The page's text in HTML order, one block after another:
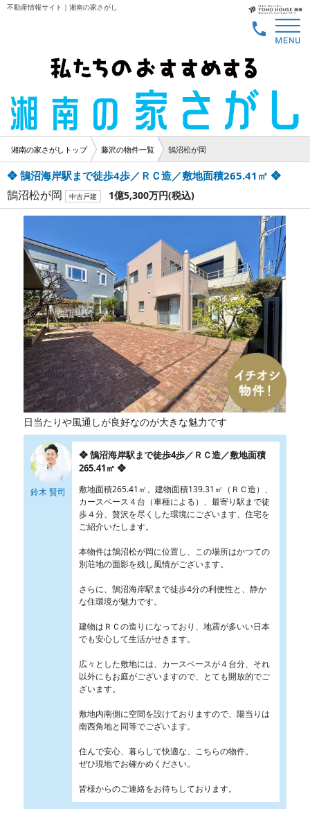
不動産情報サイト｜湘南の家さがし
湘南の家さがしトップ 藤沢の物件一覧 鵠沼松が岡
❖ 鵠沼海岸駅まで徒歩4歩／ＲＣ造／敷地面積265.41㎡ ❖
鵠沼松が岡 中古戸建 1億5,300万円(税込)
日当たりや風通しが良好なのが大きな魅力です
鈴木 賢司
❖ 鵠沼海岸駅まで徒歩4歩／ＲＣ造／敷地面積
265.41㎡ ❖
敷地面積265.41㎡、建物面積139.31㎡（ＲＣ造）、
カースペース４台（車種による）、最寄り駅まで徒
歩４分、贅沢を尽くした環境にございます、住宅を
ご紹介いたします。
本物件は鵠沼松が岡に位置し、この場所はかつての
別荘地の面影を残し風情がございます。
さらに、鵠沼海岸駅まで徒歩4分の利便性と、静か
な住環境が魅力です。
建物はＲＣの造りになっており、地震が多いい日本
でも安心して生活がせきます。
広々とした敷地には、カースペースが４台分、それ
以外にもお庭がございますので、とても開放的でご
ざいます。
敷地内南側に空間を設けておりますので、陽当りは
南西角地と同等でございます。
住んで安心、暮らして快適な、こちらの物件。
ぜひ現地でお確かめください。
皆様からのご連絡をお待ちしております。